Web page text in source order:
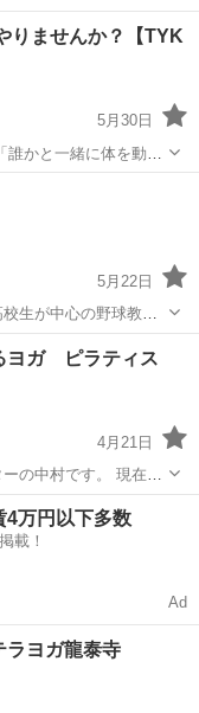
りませんか？【TYK
5月30日
かと一緒に体を動か
久しぶりの方や初心
5月22日
生が中心の野球教室
レッスンを受けてみ
ン生
ヨガ ピラティス
4月21日
村です。 現在、
さんから
た」「肩が楽になっ
4万円以下多数
載！
Ad
ラヨガ龍泰寺